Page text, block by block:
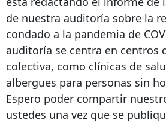
de nuestra auditoría sobre la
condado a la pandemia de
auditoría se centra en centros
colectiva, como clínicas de
albergues para personas sin
Espero poder compartir
ustedes una vez que se